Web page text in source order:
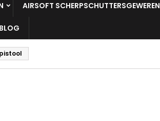
AIRSOFT SCHERPSCHUTTERSGEWEREN
BLOG